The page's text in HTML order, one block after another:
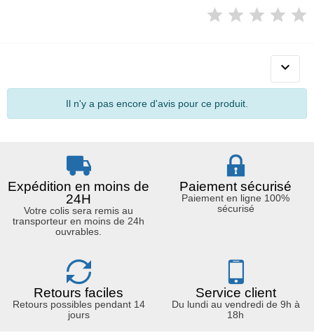

Il n'y a pas encore d'avis pour ce produit.
Expédition en moins de
24H
Votre colis sera remis au
transporteur en moins de 24h
ouvrables.
Paiement sécurisé
Paiement en ligne 100%
sécurisé
Retours faciles
Retours possibles pendant 14
jours
Service client
Du lundi au vendredi de 9h à
18h